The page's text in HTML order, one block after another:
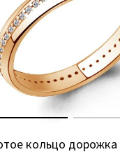
кольцо дорожка